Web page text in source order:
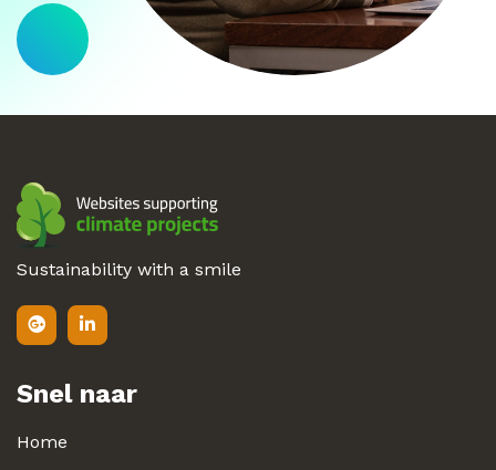
Sustainability with a smile
Snel naar
Home